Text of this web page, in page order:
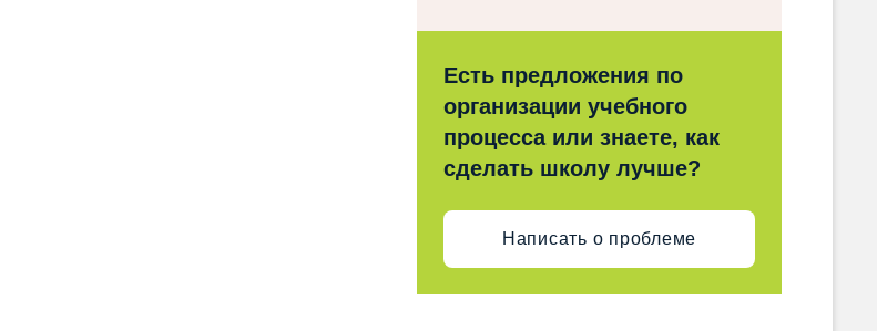
Есть предложения по
организации учебного
процесса или знаете, как
сделать школу лучше?
Написать о проблеме